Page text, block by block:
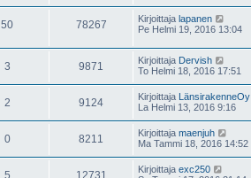
50 78267 Kirjoittaja lapanen
Pe Helmi 19, 2016 13:04
3 9871 Kirjoittaja Dervish
To Helmi 18, 2016 17:51
2 9124 Kirjoittaja LänsirakenneOy
La Helmi 13, 2016 9:16
0 8211 Kirjoittaja maenjuh
Ma Tammi 18, 2016 14:52
5 12731 Kirjoittaja exc250